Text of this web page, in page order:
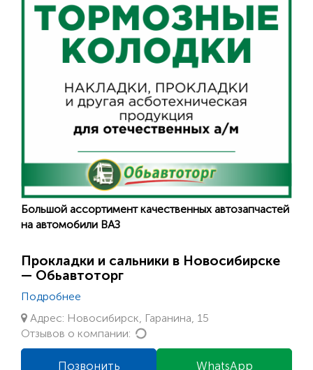
Большой ассортимент качественных автозапчастей
на автомобили ВАЗ
Прокладки и сальники в Новосибирске
— Обьавтоторг
Подробнее
Адрес: Новосибирск, Гаранина, 15
Отзывов о компании:
WhatsApp
Позвонить